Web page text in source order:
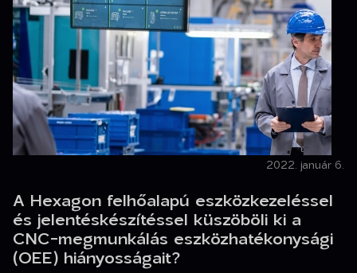
2022. január 6.
A Hexagon felhőalapú eszközkezeléssel
és jelentéskészítéssel küszöböli ki a
CNC-megmunkálás eszközhatékonysági
(OEE) hiányosságait?